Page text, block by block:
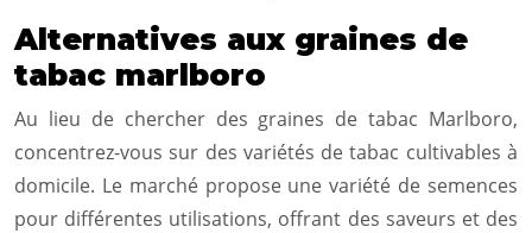
Alternatives aux graines de
tabac marlboro
Au lieu de chercher des graines de tabac Marlboro,
concentrez-vous sur des variétés de tabac cultivables à
domicile. Le marché propose une variété de semences
pour différentes utilisations, offrant des saveurs et des